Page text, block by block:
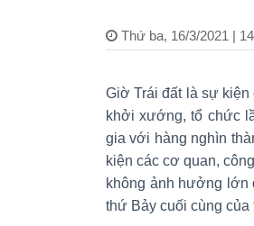
Thứ ba, 16/3/2021 |
Giờ Trái đất là sự kiện
khởi xướng, tổ chức
gia với hàng nghìn
kiện các cơ quan,
không ảnh hưởng lớn
thứ Bảy cuối cùng của